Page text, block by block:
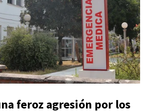
feroz agresión por los